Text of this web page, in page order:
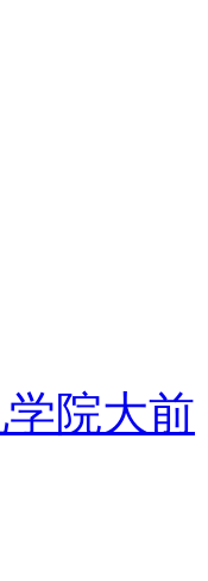
院大前